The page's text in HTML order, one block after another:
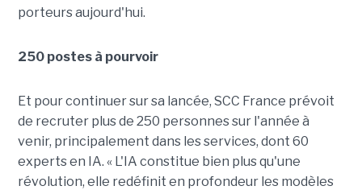
porteurs aujourd'hui.
250 postes à pourvoir
Et pour continuer sur sa lancée, SCC France prévoit
de recruter plus de 250 personnes sur l'année à
venir, principalement dans les services, dont 60
experts en IA. « L'IA constitue bien plus qu'une
révolution, elle redéfinit en profondeur les modèles